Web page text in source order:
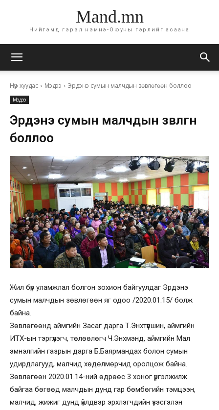
Mand.mn
Нийгэмд гэрэл нэмнэ-Оюуны гэрлийг асаана
Нүүр хуудас Мэдээ Эрдэнэ сумын малчдын зөвлөгөөн боллоо
Мэдээ
Эрдэнэ сумын малчдын зөвлөгөөн
боллоо
Жил бүр уламжлал болгон зохион байгуулдаг Эрдэнэ
сумын малчдын зөвлөгөөн яг одоо /2020.01.15/ болж
байна.
Зөвлөгөөнд аймгийн Засаг дарга Т.Энхтүвшин, аймгийн
ИТХ-ын тэргүүлэгч, төлөөлөгч Ч.Энхмэнд, аймгийн Мал
эмнэлгийн газрын дарга Б.Баярмандах болон сумын
удирдлагууд, малчид хөдөлмөрчид оролцож байна.
Зөвлөгөөн 2020.01.14-ний өдрөөс 3 хоног үргэлжилж
байгаа бөгөөд малчдын дунд гар бөмбөгийн тэмцээн,
малчид, жижиг дунд үйлдвэр эрхлэгчдийн үзэсгэлэн